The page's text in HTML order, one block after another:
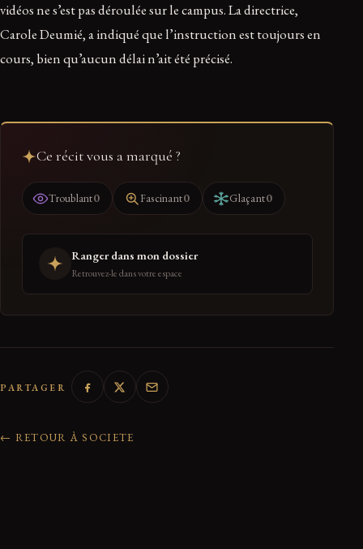
vidéos ne s’est pas déroulée sur le campus. La directrice,
Carole Deumié, a indiqué que l’instruction est toujours en
cours, bien qu’aucun délai n’ait été précisé.
Ce récit vous a marqué ?
Troublant0 Fascinant0 Glaçant0
Ranger dans mon dossier
Retrouvez-le dans votre espace
PARTAGER
← RETOUR À SOCIETE